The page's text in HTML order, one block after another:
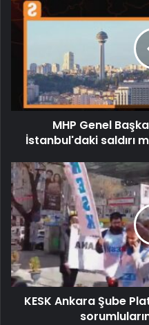
MHP Genel
İstanbul'daki saldırı
KESK Ankara Şube